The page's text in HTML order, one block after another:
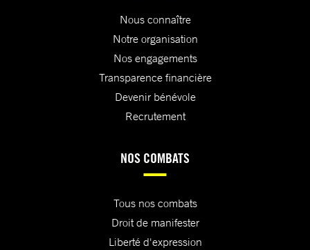
Nous connaître
Notre organisation
Nos engagements
Transparence financière
Devenir bénévole
Recrutement
NOS COMBATS
Tous nos combats
Droit de manifester
Liberté d'expression